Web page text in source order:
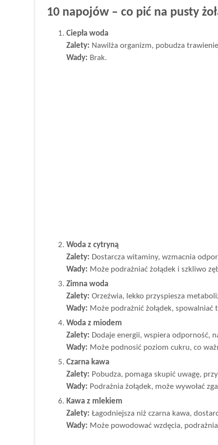
10 napojów – co pić na pusty
Ciepła woda
Zalety: Nawilża organizm, pobudza
Wady: Brak.
Woda z cytryną
Zalety: Dostarcza witaminy, wzmacnia
Wady: Może podrażniać żołądek i szkliwo
Zimna woda
Zalety: Orzeźwia, lekko przyspiesza
Wady: Może podrażnić żołądek,
Woda z miodem
Zalety: Dodaje energii, wspiera odporność,
Wady: Może podnosić poziom cukru, co
Czarna kawa
Zalety: Pobudza, pomaga skupić uwagę,
Wady: Podrażnia żołądek, może wywołać
Kawa z mlekiem
Zalety: Łagodniejsza niż czarna kawa,
Wady: Może powodować wzdęcia,